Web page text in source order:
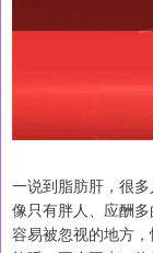
一说到脂肪肝，很
像只有胖人、应酬
容易被忽视的地方